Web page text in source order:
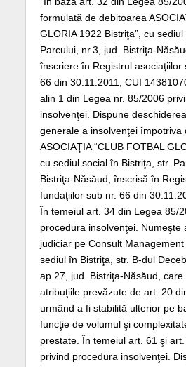
formulată de debitoarea
GLORIA 1922 Bistriţa”, cu
Parcului, nr.3, jud. Bistriţa-
înscriere în Registrul asociaţiilor
66 din 30.11.2011, CUI
alin 1 din Legea nr. 85/2006
insolvenţei. Dispune
generale a insolvenţei împotriva
ASOCIAŢIA “CLUB FOTBAL
cu sediul social în Bistriţa, str.
Bistriţa-Năsăud, înscrisă în
fundaţiilor sub nr. 66 din
În temeiul art. 34 din Legea 85/
procedura insolvenţei. Numeşte
judiciar pe Consult Management
sediul în Bistriţa, str. B-dul
ap.27, jud. Bistriţa-Năsăud,
atribuţiile prevăzute de art. 20
urmând a fi stabilită ulterior pe
funcţie de volumul şi
prestate. În temeiul art. 61 şi
privind procedura insolvenţei.